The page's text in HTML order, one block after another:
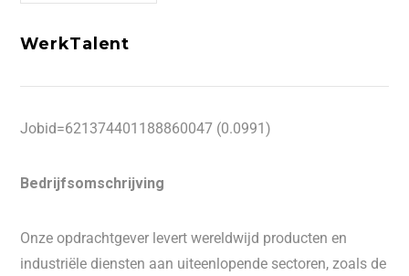
WerkTalent
Jobid=621374401188860047 (0.0991)
Bedrijfsomschrijving
Onze opdrachtgever levert wereldwijd producten en
industriële diensten aan uiteenlopende sectoren, zoals de